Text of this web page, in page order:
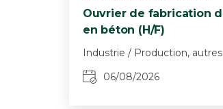
Ouvrier de fabrication
en béton (H/F)
Industrie / Production,
06/08/2026